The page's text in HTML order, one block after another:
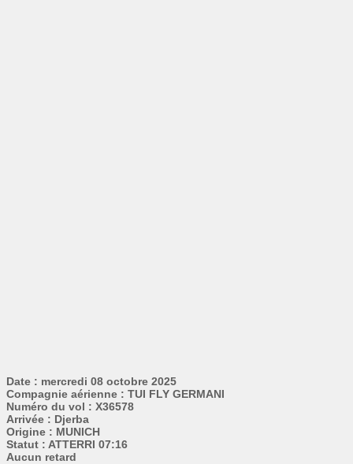
Date : mercredi 08 octobre 2025
Compagnie aérienne : TUI FLY GERMANI
Numéro du vol : X36578
Arrivée : Djerba
Origine : MUNICH
Statut : ATTERRI 07:16
Aucun retard